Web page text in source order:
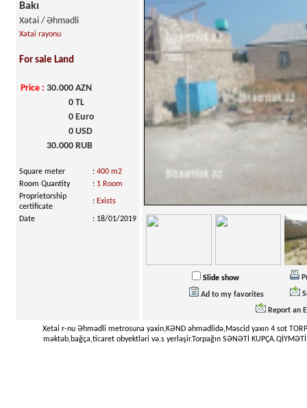
Bakı
Xətai / Əhmədli
Xətai rayonu
For sale Land
Price : 30.000 AZN
0 TL
0 Euro
0 USD
30.000 RUB
Square meter : 400 m2
Room Quantity
: 1 Room
Proprietorship
certificate
: Exists
Date : 18/01/2019
Slide show
Ad to my favorites
Report an
Xetai r-nu Əhmədli metrosuna yaxin,KƏND əhmədlidə,Məscid yaxın 4 sot
məktəb,bağça,ticaret obyektləri və.s yerləşir.Torpağın SƏNƏTİ